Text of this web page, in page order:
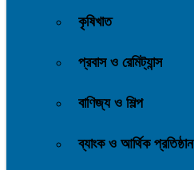
কৃষিখাত
প্রবাস ও রেমিট্যান্স
বাণিজ্য ও শিল্প
ব্যাংক ও আর্থিক প্রতিষ্ঠান